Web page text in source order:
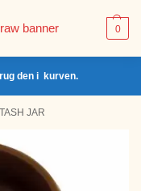
0
den i kurven.
JAR